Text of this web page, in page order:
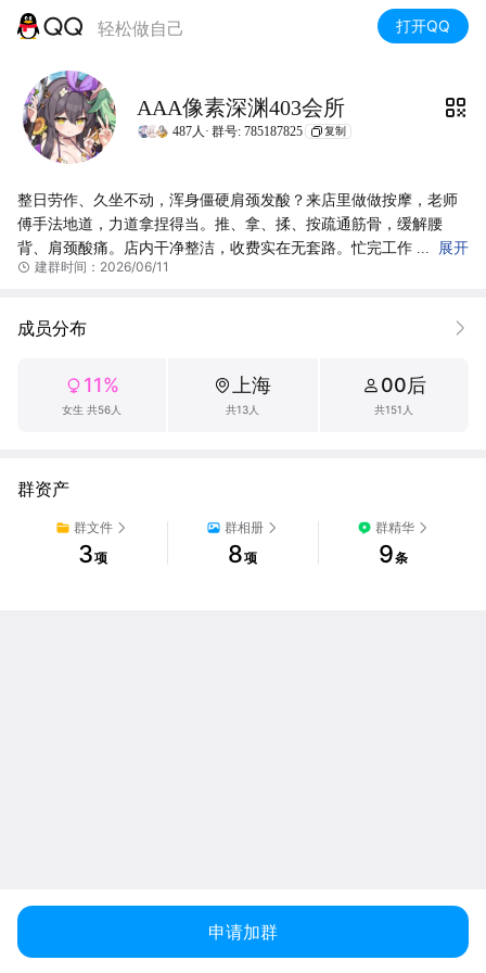
轻松做自己 打开QQ
AAA像素深渊403会所
487人· 群号: 785187825 复制
展开
整日劳作、久坐不动，浑身僵硬肩颈发酸？来店里做做按摩，老师
傅手法地道，力道拿捏得当。推、拿、揉、按疏通筋骨，缓解腰
背、肩颈酸痛。店内干净整洁，收费实在无套路。忙完工作
过来放松片刻，赶走浑身疲惫，整个人轻松又舒坦，睡的也更香
建群时间：2026/06/11
成员分布
11%
女生 共56人
上海
共13人
00后
共151人
群资产
群文件
3项
群相册
8项
群精华
9条
申请加群